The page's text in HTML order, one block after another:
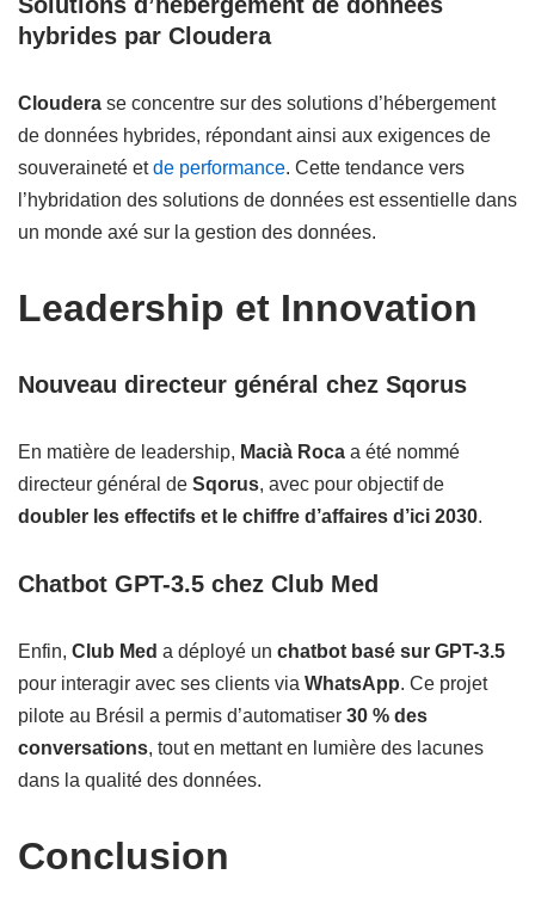
hybrides par Cloudera
Cloudera se concentre sur des solutions d’hébergement
de données hybrides, répondant ainsi aux exigences de
souveraineté etde performance. Cette tendance vers
l’hybridation des solutions de données est essentielle dans
un monde axé sur la gestion des données.
Leadership et Innovation
Nouveau directeur général chez Sqorus
En matière de leadership, Macià Roca a été nommé
directeur général de Sqorus, avec pour objectif de
doubler les effectifs et le chiffre d’affaires d’ici 2030.
Chatbot GPT-3.5 chez Club Med
Enfin, Club Med a déployé un chatbot basé sur GPT-3.5
pour interagir avec ses clients via WhatsApp. Ce projet
pilote au Brésil a permis d’automatiser 30 % des
conversations, tout en mettant en lumière des lacunes
dans la qualité des données.
Conclusion